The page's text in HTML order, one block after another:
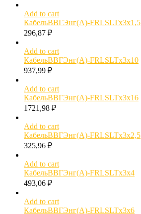
Add to cart
КабельВВГЭнг(А)-FRLSLTx3х1,5
296,87 ₽
Add to cart
КабельВВГЭнг(А)-FRLSLTx3х10
937,99 ₽
Add to cart
КабельВВГЭнг(А)-FRLSLTx3х16
1721,98 ₽
Add to cart
КабельВВГЭнг(А)-FRLSLTx3х2,5
325,96 ₽
Add to cart
КабельВВГЭнг(А)-FRLSLTx3х4
493,06 ₽
Add to cart
КабельВВГЭнг(А)-FRLSLTx3х6